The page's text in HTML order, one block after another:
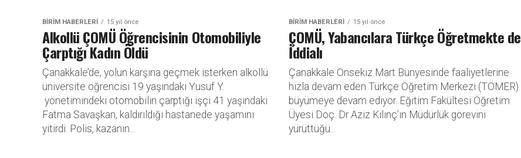
BİRİM HABERLERİ 15 yıl önce
Alkollü ÇOMÜ Öğrencisinin Otomobiliyle
Çarptığı Kadın Öldü
Çanakkale’de, yolun karşına geçmek isterken alkollü
üniversite öğrencisi 19 yaşındaki Yusuf Y.
yönetimindeki otomobilin çarptığı işçi 41 yaşındaki
Fatma Savaşkan, kaldırıldığı hastanede yaşamını
yitirdi. Polis, kazanın...
BİRİM HABERLERİ 15 yıl önce
ÇOMÜ, Yabancılara Türkçe Öğretmekte de
İddialı
Çanakkale Onsekiz Mart Bünyesinde faaliyetlerine
hızla devam eden Türkçe Öğretim Merkezi (TÖMER)
büyümeye devam ediyor. Eğitim Fakültesi Öğretim
Üyesi Doç. Dr Aziz Kılınç’ın Müdürlük görevini
yürüttüğü...